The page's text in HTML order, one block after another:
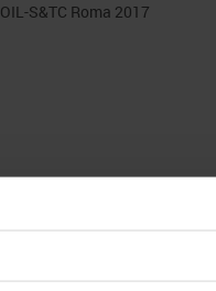
S&TC Roma 2017
S&TC